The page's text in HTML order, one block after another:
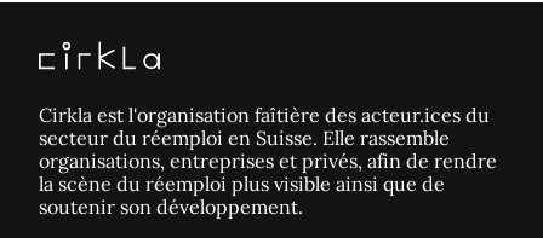
Cirkla est l'organisation faîtière des acteur.ices du
secteur du réemploi en Suisse. Elle rassemble
organisations, entreprises et privés, afin de rendre
la scène du réemploi plus visible ainsi que de
soutenir son développement.